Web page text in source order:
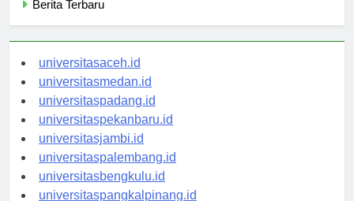
universitasaceh.id
universitasmedan.id
universitaspadang.id
universitaspekanbaru.id
universitasjambi.id
universitaspalembang.id
universitasbengkulu.id